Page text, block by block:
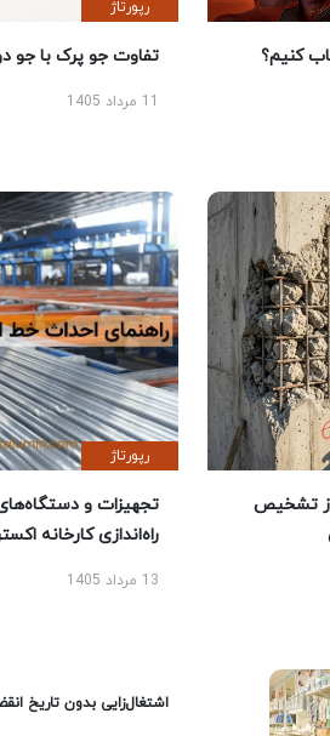
کنیم؟
رپورتاژ
تفاوت جو پرک با جو
تشخیص
رپورتاژ
تجهیزات و دستگاه‌های
راه‌اندازی کارخانه
13 مرداد 1405
اشتغال‌زایی بدون تاریخ انقضا